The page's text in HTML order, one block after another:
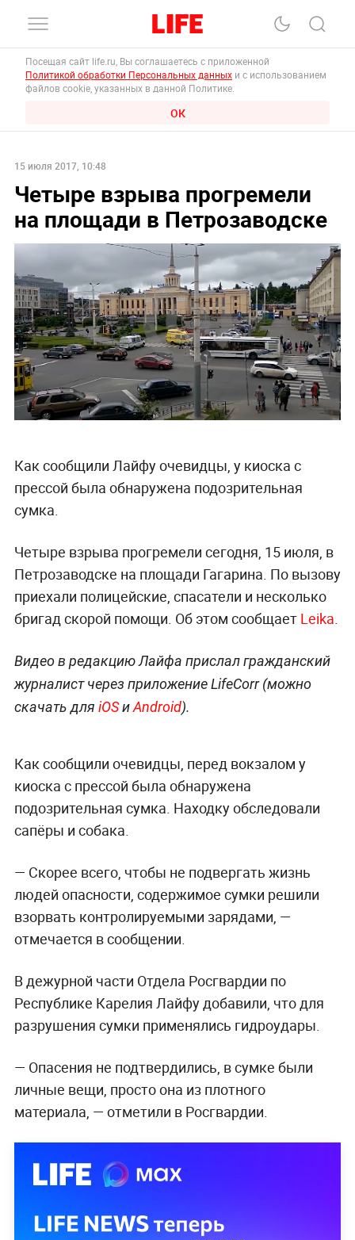
Посещая сайт life.ru, Вы соглашаетесь с приложенной
Политикой обработки Персональных данных и с использованием
файлов cookie, указанных в данной Политике.
ОК
15 июля 2017, 10:48
Четыре взрыва прогремели
на площади в Петрозаводске
Как сообщили Лайфу очевидцы, у киоска с
прессой была обнаружена подозрительная
сумка.
Четыре взрыва прогремели сегодня, 15 июля, в
Петрозаводске на площади Гагарина. По вызову
приехали полицейские, спасатели и несколько
бригад скорой помощи. Об этом сообщает Leika.
Видео в редакцию Лайфа прислал гражданский
журналист через приложение LifeCorr (можно
скачать для iOSиAndroid).
Как сообщили очевидцы, перед вокзалом у
киоска с прессой была обнаружена
подозрительная сумка. Находку обследовали
сапёры и собака.
— Скорее всего, чтобы не подвергать жизнь
людей опасности, содержимое сумки решили
взорвать контролируемыми зарядами, —
отмечается в сообщении.
В дежурной части Отдела Росгвардии по
Республике Карелия Лайфу добавили, что для
разрушения сумки применялись гидроудары.
— Опасения не подтвердились, в сумке были
личные вещи, просто она из плотного
материала, — отметили в Росгвардии.